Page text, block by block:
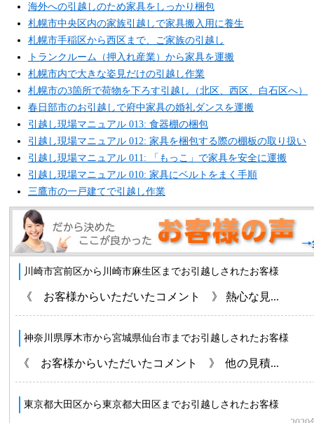
海外への引越しのため家具をしっかり梱包
札幌市中央区内の家族引越しで家具搬入用に養生
札幌市手稲区から西区まで、ご家族の引越し
トランクルーム（押入れ産業）から家具を運搬
札幌市内で大きな姿見だけの引越し作業
札幌市の3箇所で荷物を下ろす引越し（北区、西区、白石区へ）
春日部市のお引越しで府中家具の婚礼ダンスを運搬
引越し現場マニュアル 013: 食器棚の梱包
引越し現場マニュアル 012: 家具を梱包する際の棚板の取り扱い
引越し現場マニュアル 011: 「もっこ」で家具を安全に運搬
引越し現場マニュアル 010: 家具にベルトをまく手順
三鷹市の一戸建てで引越し作業